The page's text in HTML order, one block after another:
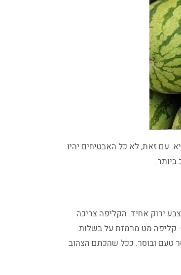
עם זאת, לא כל האבטיחים יהיו
ירוק אחיד. הקליפה צריכה
קליפה מט מרמזת על בשלות.
טעם ובוסר. ככל שהכתם הצהוב